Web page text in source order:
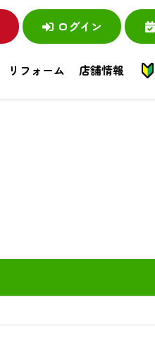
ログイン
リフォーム 店舗情報